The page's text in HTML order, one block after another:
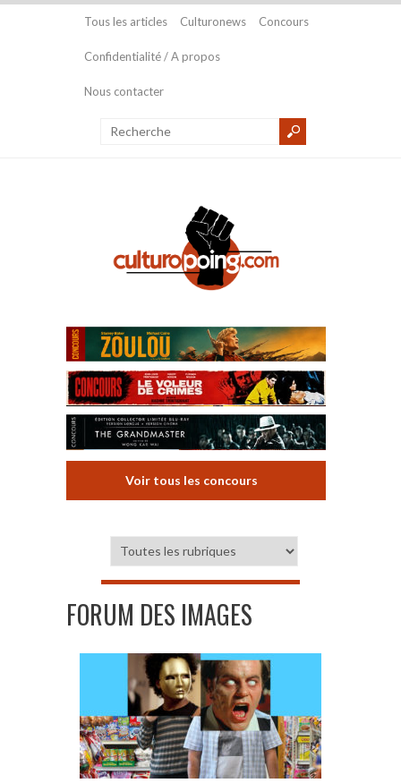
Tous les articles Culturonews Concours
Confidentialité / A propos
Nous contacter
Voir tous les concours
FORUM DES IMAGES